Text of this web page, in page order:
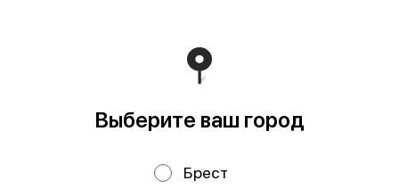
выдано администрацией Первомайского района г.
Витебска от 12.10.2021 УНП 391926869 Мы принимаем
онлайн оплату. ВНИМАНИЕ перед оплатой уточняйте
наличие товара у менеджера.
Выберите ваш город
Брест